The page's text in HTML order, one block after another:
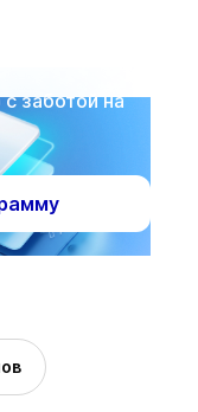
заботой на